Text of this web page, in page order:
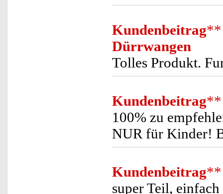
Kundenbeitrag**
Dürrwangen
Tolles Produkt.
Kundenbeitrag**
100% zu
NUR für Kinder!
Kundenbeitrag**
super Teil,